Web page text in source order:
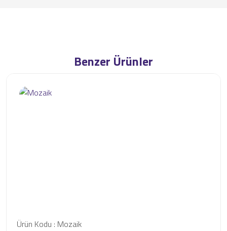
Benzer Ürünler
Ürün Kodu : Mozaik